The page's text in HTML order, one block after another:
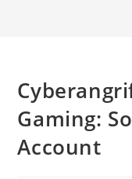
Gaming:
Account